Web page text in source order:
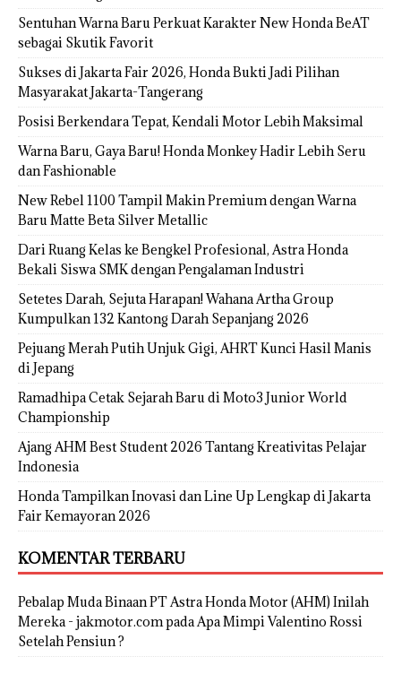
Sentuhan Warna Baru Perkuat Karakter New Honda BeAT
sebagai Skutik Favorit
Sukses di Jakarta Fair 2026, Honda Bukti Jadi Pilihan
Masyarakat Jakarta-Tangerang
Posisi Berkendara Tepat, Kendali Motor Lebih Maksimal
Warna Baru, Gaya Baru! Honda Monkey Hadir Lebih Seru
dan Fashionable
New Rebel 1100 Tampil Makin Premium dengan Warna
Baru Matte Beta Silver Metallic
Dari Ruang Kelas ke Bengkel Profesional, Astra Honda
Bekali Siswa SMK dengan Pengalaman Industri
Setetes Darah, Sejuta Harapan! Wahana Artha Group
Kumpulkan 132 Kantong Darah Sepanjang 2026
Pejuang Merah Putih Unjuk Gigi, AHRT Kunci Hasil Manis
di Jepang
Ramadhipa Cetak Sejarah Baru di Moto3 Junior World
Championship
Ajang AHM Best Student 2026 Tantang Kreativitas Pelajar
Indonesia
Honda Tampilkan Inovasi dan Line Up Lengkap di Jakarta
Fair Kemayoran 2026
KOMENTAR TERBARU
Pebalap Muda Binaan PT Astra Honda Motor (AHM) Inilah
Mereka - jakmotor.compada Apa Mimpi Valentino Rossi
Setelah Pensiun ?